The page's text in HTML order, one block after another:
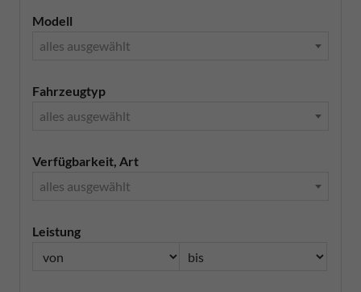
Modell
alles ausgewählt
Fahrzeugtyp
alles ausgewählt
Verfügbarkeit, Art
alles ausgewählt
Leistung